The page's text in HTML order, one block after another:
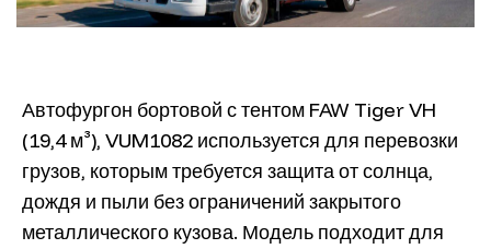
Автофургон бортовой с тентом FAW Tiger VH
(19,4 м³), VUM1082 используется для перевозки
грузов, которым требуется защита от солнца,
дождя и пыли без ограничений закрытого
металлического кузова. Модель подходит для